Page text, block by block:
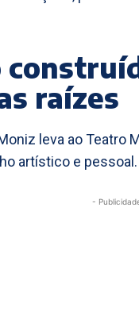
raízes
leva ao
artístico e pessoal.
-